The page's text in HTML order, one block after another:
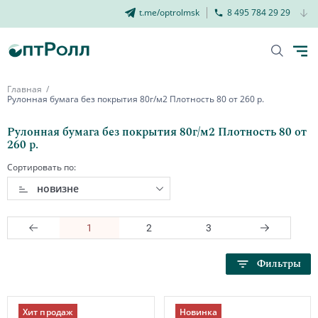
t.me/optrolmsk 8 495 784 29 29
Главная
Рулонная бумага без покрытия 80г/м2 Плотность 80 от 260 р.
Рулонная бумага без покрытия 80г/м2 Плотность 80 от
260 р.
Сортировать по:
новизне
1 2 3
Фильтры
Хит продаж Новинка